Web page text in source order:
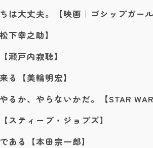
は大丈夫。【映画｜ゴシップガール
下幸之助】
瀬戸内寂聴】
る【美輪明宏】
るか、やらないかだ。【STAR
スティーブ・ジョブズ】
ある【本田宗一郎】